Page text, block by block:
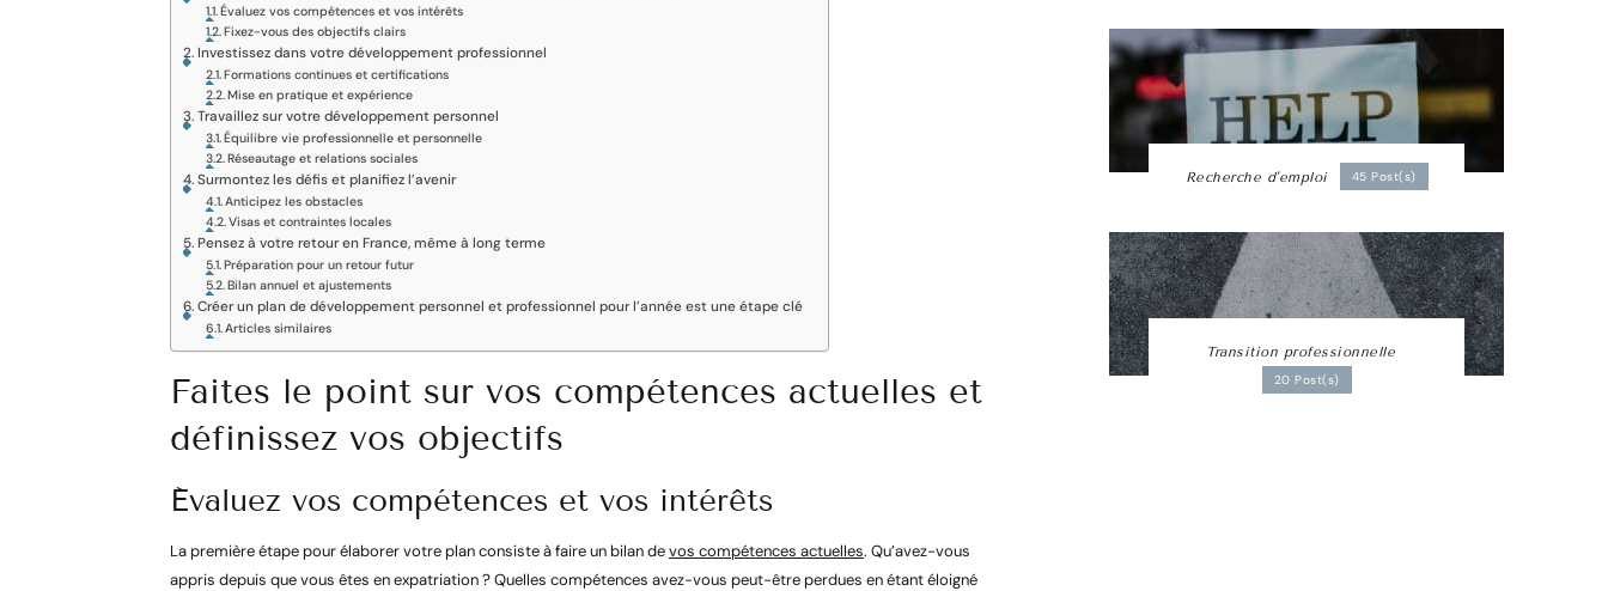
Évaluez vos compétences et vos intérêts
Fixez-vous des objectifs clairs
Investissez dans votre développement professionnel
Formations continues et certifications
Mise en pratique et expérience
Travaillez sur votre développement personnel
Équilibre vie professionnelle et personnelle
Réseautage et relations sociales
Surmontez les défis et planifiez l’avenir
Anticipez les obstacles
Visas et contraintes locales
Pensez à votre retour en France, même à long terme
Préparation pour un retour futur
Bilan annuel et ajustements
Créer un plan de développement personnel et professionnel pour l’année est une étape clé
Articles similaires
Faites le point sur vos compétences actuelles et
définissez vos objectifs
Évaluez vos compétences et vos intérêts
La première étape pour élaborer votre plan consiste à faire un bilan devos compétences actuelles. Qu’avez-vous
appris depuis que vous êtes en expatriation ? Quelles compétences avez-vous peut-être perdues en étant éloigné
Recherche d'emploi 45 Post(s)
Transition professionnelle
20 Post(s)